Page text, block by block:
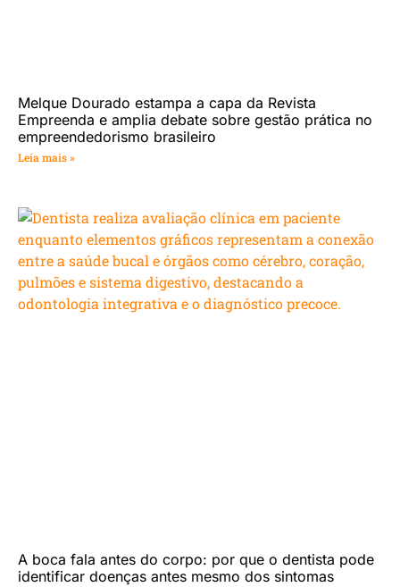
Melque Dourado estampa a capa da Revista
Empreenda e amplia debate sobre gestão prática no
empreendedorismo brasileiro
Leia mais »
A boca fala antes do corpo: por que o dentista pode
identificar doenças antes mesmo dos sintomas